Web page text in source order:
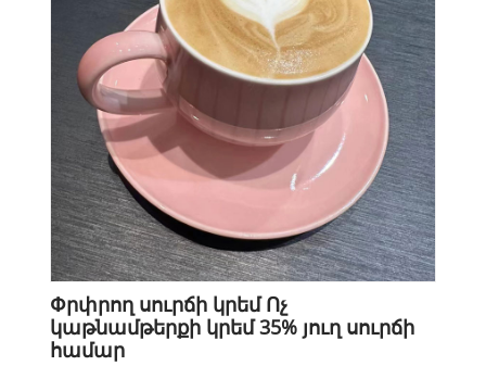
Փրփրող սուրճի կրեմ Ոչ
կաթնամթերքի կրեմ 35% յուղ սուրճի
համար